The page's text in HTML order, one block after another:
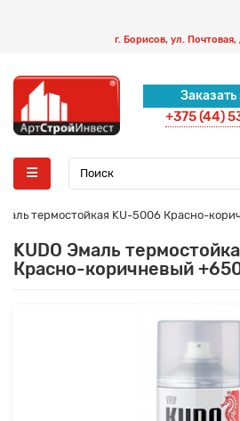
г. Борисов, ул. Почтовая,
+375 (44)
термостойкая KU-5006 Красно-
KUDO Эмаль
Красно-коричневый